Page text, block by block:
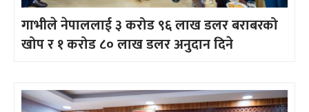
गाभीले नेपाललाई ३ करोड ९६ लाख डलर बराबरको
खोप र १ करोड ८० लाख डलर अनुदान दिने